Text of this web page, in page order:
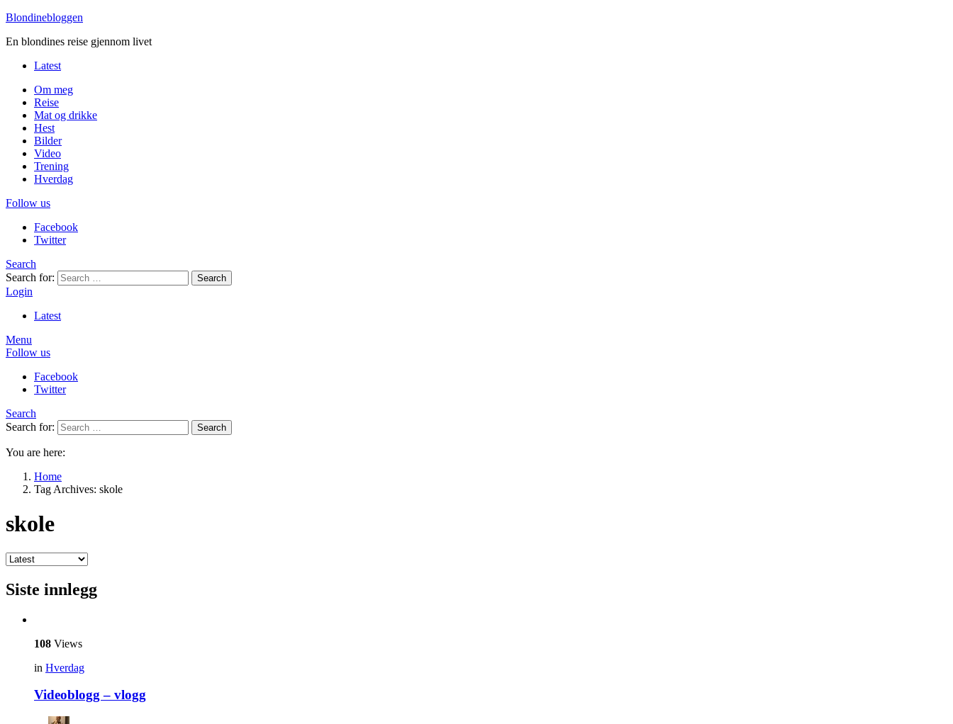
Blondinebloggen
En blondines reise gjennom livet
Latest
Om meg
Reise
Mat og drikke
Hest
Bilder
Video
Trening
Hverdag
Follow us
Facebook
Twitter
Search
Search for:
Search
Login
Latest
Menu
Follow us
Facebook
Twitter
Search
Search for:
Search
You are here:
Home
Tag Archives: skole
skole
Siste innlegg
108 Views
in Hverdag
Videoblogg – vlogg